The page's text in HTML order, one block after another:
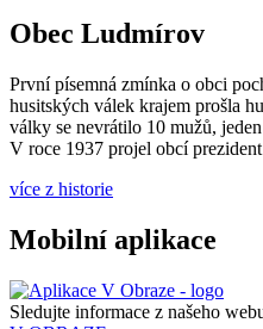
Obec Ludmírov
První písemná zmínka o obci
husitských válek krajem prošla
války se nevrátilo 10 mužů,
V roce 1937 projel obcí
více z historie
Mobilní aplikace
Sledujte informace z našeho